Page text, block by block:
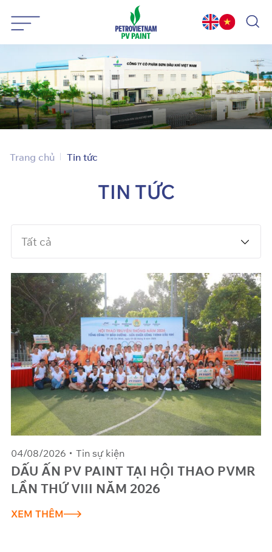
qua
nội
Trang chủ Tin tức
TIN TỨC
Tất cả
04/08/2026 Tin sự kiện
DẤU ẤN PV PAINT TẠI HỘI THAO PVMR
LẦN THỨ VIII NĂM 2026
XEM THÊM